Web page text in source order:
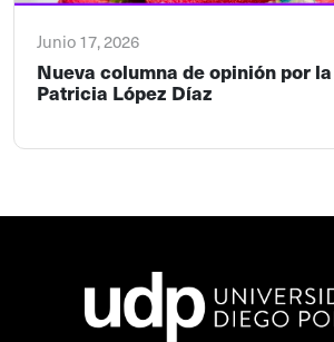
Junio 17, 2026
Nueva columna de opinión por
Patricia López Díaz